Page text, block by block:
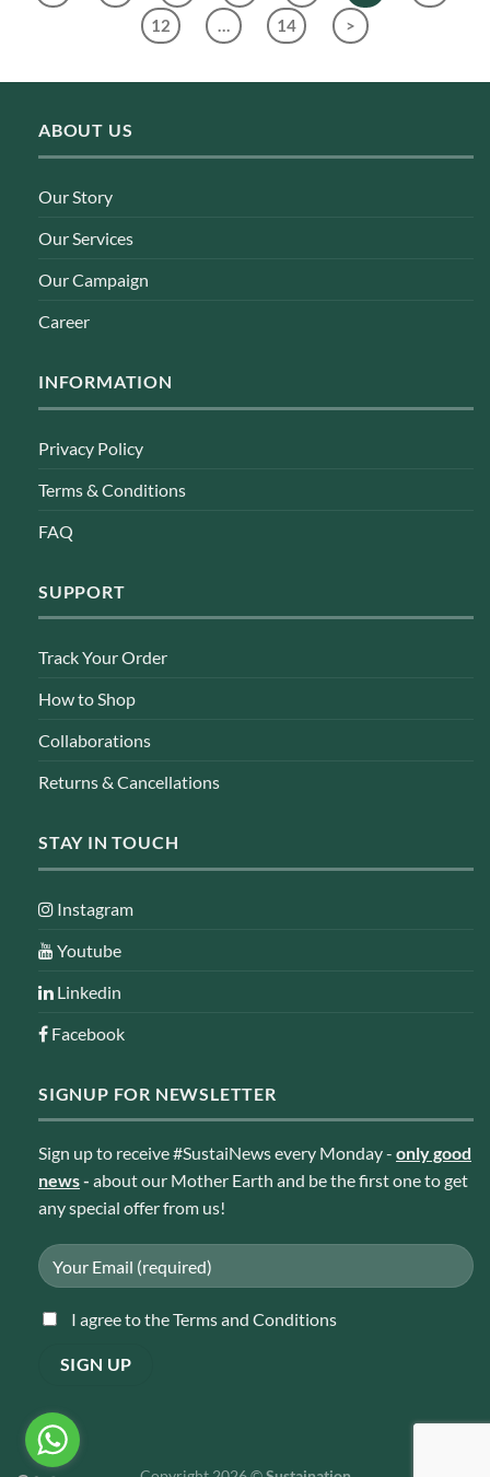
12
… 14 >
ABOUT US
Our Story
Our Services
Our Campaign
Career
INFORMATION
Privacy Policy
Terms & Conditions
FAQ
SUPPORT
Track Your Order
How to Shop
Collaborations
Returns & Cancellations
STAY IN TOUCH
Instagram
Youtube
Linkedin
Facebook
SIGNUP FOR NEWSLETTER
Sign up to receive #SustaiNews every Monday - only good
news- about our Mother Earth and be the first one to get
any special offer from us!
I agree to the Terms and Conditions